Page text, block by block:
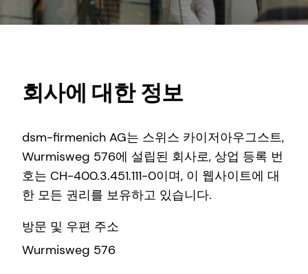
회사에 대한 정보
dsm-firmenich AG는 스위스 카이저아우그스트,
Wurmisweg 576에 설립된 회사로, 상업 등록 번
호는 CH-400.3.451.111-0이며, 이 웹사이트에 대
한 모든 권리를 보유하고 있습니다.
방문 및 우편 주소
Wurmisweg 576